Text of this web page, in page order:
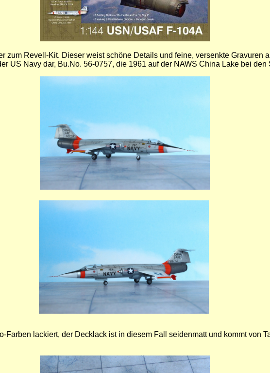
zum Revell-Kit. Dieser weist schöne Details und feine, versenkte Gravuren
US Navy dar, Bu.No. 56-0757, die 1961 auf der NAWS China Lake bei
lackiert, der Decklack ist in diesem Fall seidenmatt und kommt von